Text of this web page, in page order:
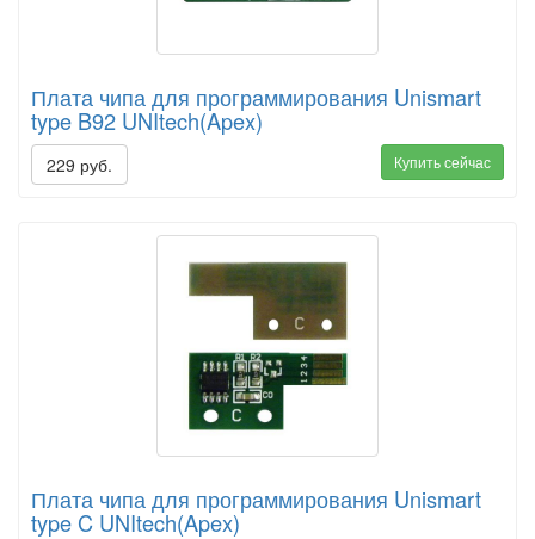
Плата чипа для программирования Unismart
type B92 UNItech(Apex)
229 руб. Купить сейчас
Плата чипа для программирования Unismart
type C UNItech(Apex)